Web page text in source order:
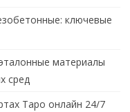
ключевые
материалы
сред
Таро онлайн 24/7